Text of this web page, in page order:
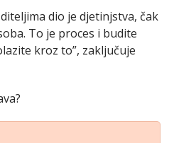
dio je djetinjstva, čak
To je proces i budite
kroz to”, zaključuje